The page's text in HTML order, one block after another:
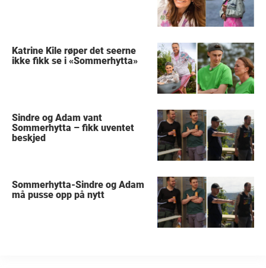
Katrine Kile røper det seerne
ikke fikk se i «Sommerhytta»
Sindre og Adam vant
Sommerhytta – fikk uventet
beskjed
Sommerhytta-Sindre og Adam
må pusse opp på nytt